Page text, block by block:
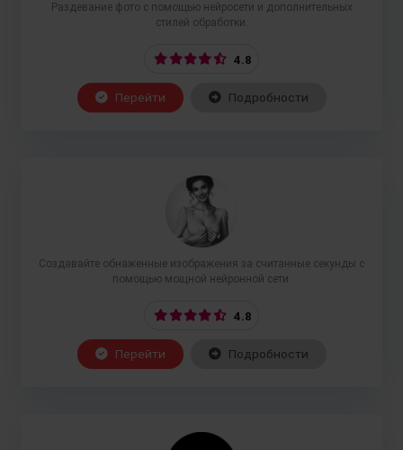
Раздевание фото с помощью нейросети и дополнительных
стилей обработки.
4.8
Перейти Подробности
Создавайте обнаженные изображения за считанные секунды с
помощью мощной нейронной сети.
4.8
Перейти Подробности